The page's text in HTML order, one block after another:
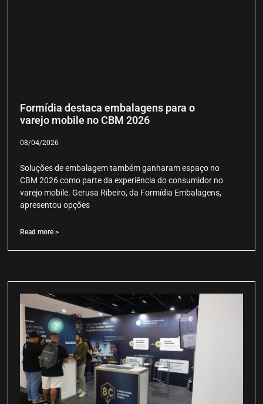
Formídia destaca embalagens para o
varejo mobile no CBM 2026
08/04/2026
Soluções de embalagem também ganharam espaço no
CBM 2026 como parte da experiência do consumidor no
varejo mobile. Gerusa Ribeiro, da Formídia Embalagens,
apresentou opções
Read more >